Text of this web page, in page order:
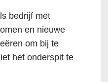
bedrijf met
en nieuwe
om bij te
het onderspit te